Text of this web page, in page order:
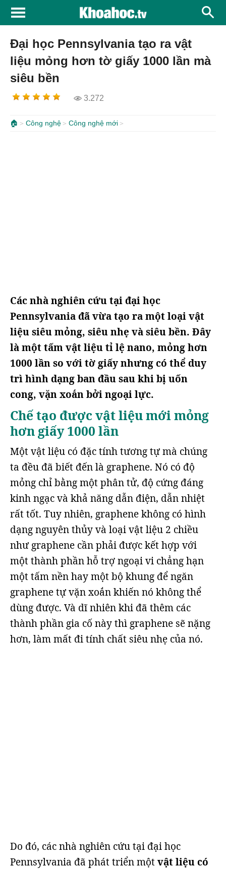
Đại học Pennsylvania tạo ra vật
liệu mỏng hơn tờ giấy 1000 lần mà
siêu bền
3.272
🏠 Công nghệ Công nghệ mới
Các nhà nghiên cứu tại đại học
Pennsylvania đã vừa tạo ra một loại vật
liệu siêu mỏng, siêu nhẹ và siêu bền. Đây
là một tấm vật liệu tỉ lệ nano, mỏng hơn
1000 lần so với tờ giấy nhưng có thể duy
trì hình dạng ban đầu sau khi bị uốn
cong, vặn xoắn bởi ngoại lực.
Chế tạo được vật liệu mới mỏng
hơn giấy 1000 lần
Một vật liệu có đặc tính tương tự mà chúng
ta đều đã biết đến là graphene. Nó có độ
mỏng chỉ bằng một phân tử, độ cứng đáng
kinh ngạc và khả năng dẫn điện, dẫn nhiệt
rất tốt. Tuy nhiên, graphene không có hình
dạng nguyên thủy và loại vật liệu 2 chiều
như graphene cần phải được kết hợp với
một thành phần hỗ trợ ngoại vi chẳng hạn
một tấm nền hay một bộ khung để ngăn
graphene tự vặn xoắn khiến nó không thể
dùng được. Và dĩ nhiên khi đã thêm các
thành phần gia cố này thì graphene sẽ nặng
hơn, làm mất đi tính chất siêu nhẹ của nó.
Do đó, các nhà nghiên cứu tại đại học
Pennsylvania đã phát triển mộtvật liệu có